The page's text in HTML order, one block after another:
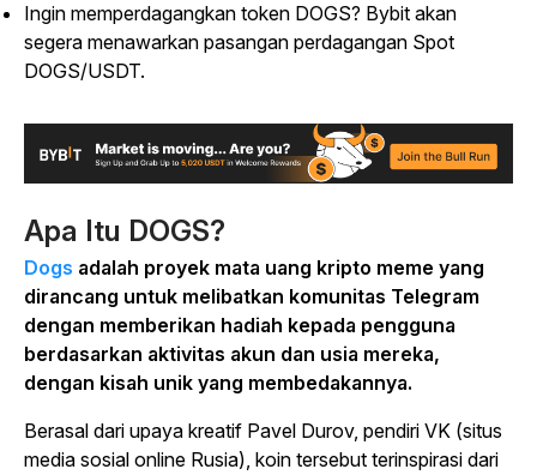
Ingin memperdagangkan token DOGS? Bybit akan
segera menawarkan pasangan perdagangan Spot
DOGS/USDT.
Apa Itu DOGS?
Dogs adalah proyek mata uang kripto meme yang
dirancang untuk melibatkan komunitas Telegram
dengan memberikan hadiah kepada pengguna
berdasarkan aktivitas akun dan usia mereka,
dengan kisah unik yang membedakannya.
Berasal dari upaya kreatif Pavel Durov, pendiri VK (situs
media sosial online Rusia), koin tersebut terinspirasi dari